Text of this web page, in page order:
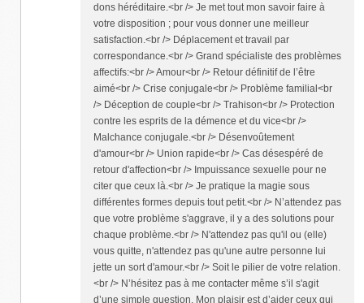
dons héréditaire.<br /> Je met tout mon savoir faire à
votre disposition ; pour vous donner une meilleur
satisfaction.<br /> Déplacement et travail par
correspondance.<br /> Grand spécialiste des problèmes
affectifs:<br /> Amour<br /> Retour définitif de l’être
aimé<br /> Crise conjugale<br /> Problème familial<br
/> Déception de couple<br /> Trahison<br /> Protection
contre les esprits de la démence et du vice<br />
Malchance conjugale.<br /> Désenvoûtement
d'amour<br /> Union rapide<br /> Cas désespéré de
retour d'affection<br /> Impuissance sexuelle pour ne
citer que ceux là.<br /> Je pratique la magie sous
différentes formes depuis tout petit.<br /> N’attendez pas
que votre problème s'aggrave, il y a des solutions pour
chaque problème.<br /> N'attendez pas qu'il ou (elle)
vous quitte, n'attendez pas qu'une autre personne lui
jette un sort d'amour.<br /> Soit le pilier de votre relation.
<br /> N’hésitez pas à me contacter même s’il s'agit
d’une simple question. Mon plaisir est d’aider ceux qui